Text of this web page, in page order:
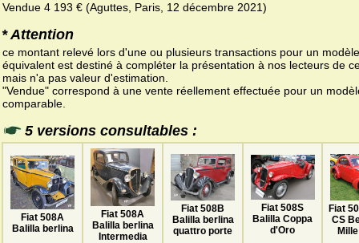
Vendue 4 193 € (Aguttes, Paris, 12 décembre 2021)
* Attention
ce montant relevé lors d'une ou plusieurs transactions pour un modèle
équivalent est destiné à compléter la présentation à nos lecteurs de
mais n'a pas valeur d'estimation.
"Vendue" correspond à une vente réellement effectuée pour un
comparable.
5 versions consultables :
Fiat 508A
Balilla berlina
Fiat 508A
Balilla berlina
Intermedia
Fiat 508B
Balilla berlina
quattro porte
Fiat 508S
Balilla Coppa
d'Oro
Fiat
CS